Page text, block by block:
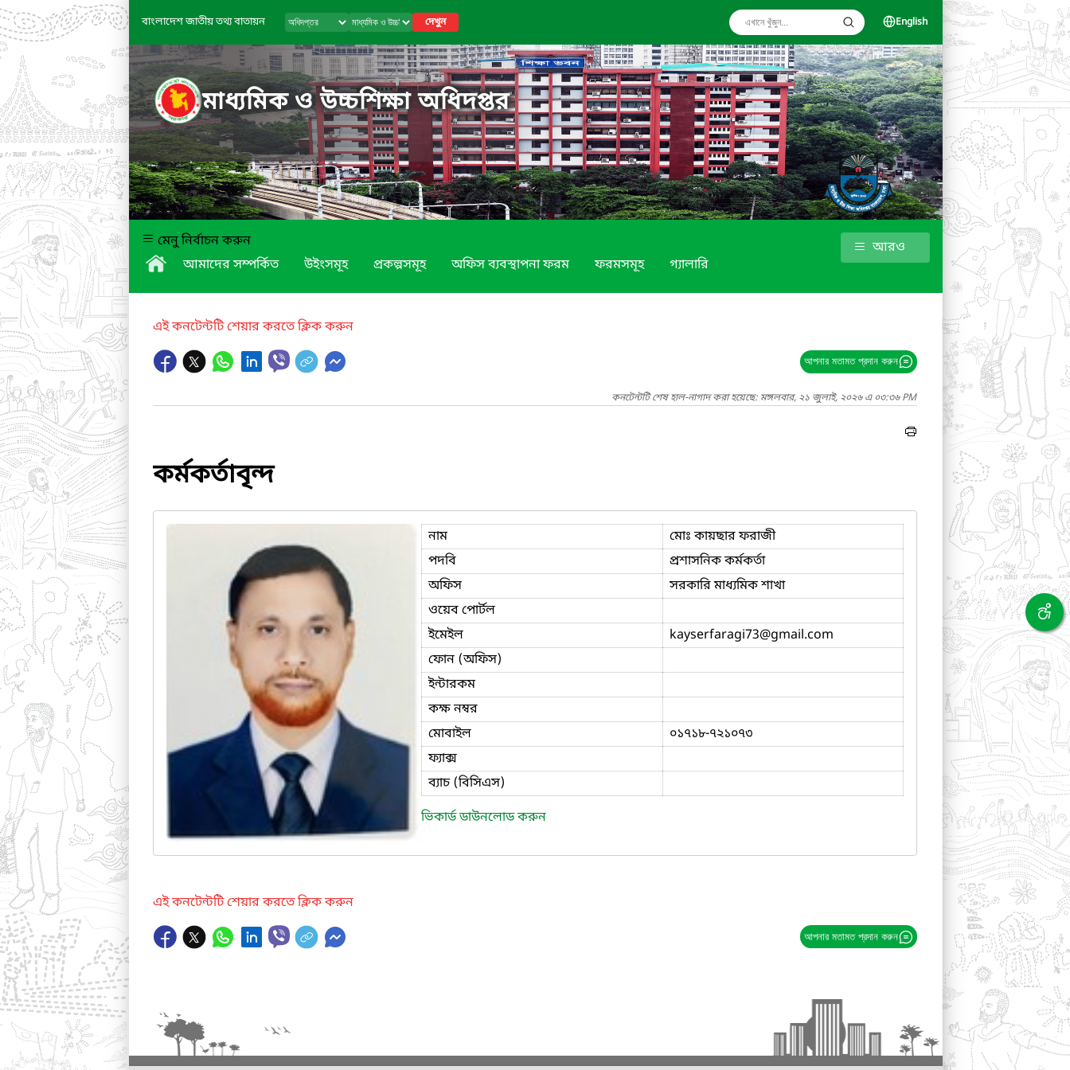
বাংলাদেশ জাতীয় তথ্য বাতায়ন দেখুন English
মাধ্যমিক ও উচ্চশিক্ষা অধিদপ্তর
মেনু নির্বাচন করুন
আমাদের সম্পর্কিত
উইংসমূহ প্রকল্পসমূহ অফিস ব্যবস্থাপনা ফরম ফরমসমূহ গ্যালারি
আরও
এই কনটেন্টটি শেয়ার করতে ক্লিক করুন
আপনার মতামত প্রদান করুন
কনটেন্টটি শেষ হাল-নাগাদ করা হয়েছে: মঙ্গলবার, ২১ জুলাই, ২০২৬ এ ০৩:৩৬ PM
কর্মকর্তাবৃন্দ
নাম
মোঃ কায়ছার ফরাজী
পদবি
প্রশাসনিক কর্মকর্তা
অফিস
সরকারি মাধ্যমিক শাখা
ওয়েব পোর্টল
ইমেইল
kayserfaragi73@gmail.com
ফোন (অফিস)
ইন্টারকম
কক্ষ নম্বর
মোবাইল
০১৭১৮-৭২১০৭৩
ফ্যাক্স
ব্যাচ (বিসিএস)
ভিকার্ড ডাউনলোড করুন
এই কনটেন্টটি শেয়ার করতে ক্লিক করুন
আপনার মতামত প্রদান করুন